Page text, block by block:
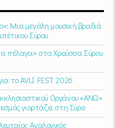
Μια μεγάλη μουσική βραδιά
Σύρου
πέλαγα» στα Χρούσσα Σύρου
το AVLI FEST 2026
Οργάνου «ΑΝΩ»
γιορτάζει στη Σύρο​
Αναλογικός